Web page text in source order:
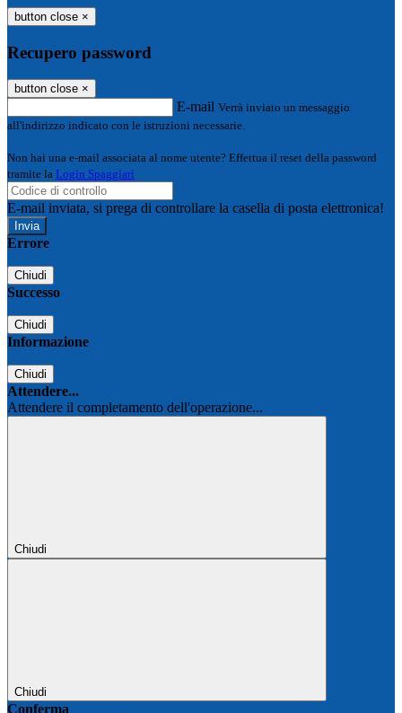
button close ×
Recupero password
button close ×
E-mail Verrà inviato un messaggio
all'indirizzo indicato con le istruzioni necessarie.
Non hai una e-mail associata al nome utente? Effettua il reset della password
tramite la Login Spaggiari
E-mail inviata, si prega di controllare la casella di posta elettronica!
Errore
Chiudi
Successo
Chiudi
Informazione
Chiudi
Attendere...
Attendere il completamento dell'operazione...
Chiudi
Chiudi
Conferma